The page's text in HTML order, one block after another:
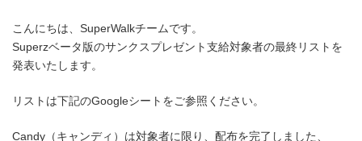
こんにちは、SuperWalkチームです。
Superzベータ版のサンクスプレゼント支給対象者の最終リストを
発表いたします。
リストは下記のGoogleシートをご参照ください。
Candy（キャンディ）は対象者に限り、配布を完了しました、